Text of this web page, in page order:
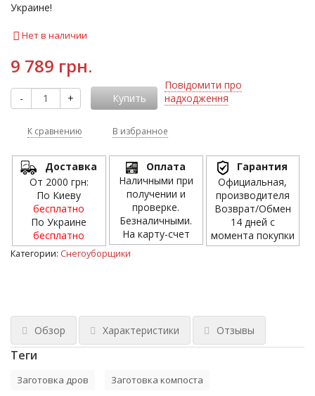
Украине!
Нет в наличии
9 789 грн.
- + Купить
Повідомити про
надходження
К сравнению В избранное
Доставка
От 2000 грн:
По Киеву
бесплатно
По Украине
бесплатно
Оплата
Наличными при
получении и
проверке.
Безналичными.
На карту-счет
Гарантия
Официальная,
производителя
Возврат/Обмен
14 дней с
момента покупки
Категории: Снегоуборщики
Обзор Характеристики Отзывы
Теги
Заготовка дров Заготовка компоста